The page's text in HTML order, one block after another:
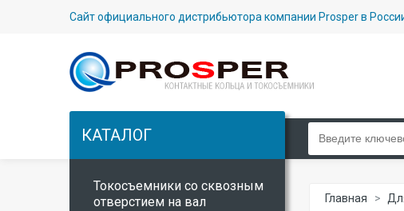
Сайт официального дистрибьютора компании Prosper в
Главная >
КАТАЛОГ
Токосъемники со сквозным
отверстием на вал